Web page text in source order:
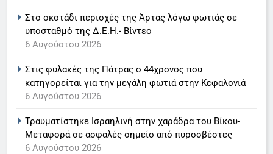
Στο σκοτάδι περιοχές της Άρτας λόγω φωτιάς σε
υποσταθμό της Δ.Ε.Η.- Βίντεο
6 Αυγούστου 2026
Στις φυλακές της Πάτρας ο 44χρονος που
κατηγορείται για την μεγάλη φωτιά στην Κεφαλονιά
6 Αυγούστου 2026
Τραυματίστηκε Ισραηλινή στην χαράδρα του Βίκου-
Μεταφορά σε ασφαλές σημείο από πυροσβέστες
6 Αυγούστου 2026
6
ανακοίνωση του σταθμού
LIFESTYLE-MEDIA
7
Τέλος από τον ΑΝΤ1 ο